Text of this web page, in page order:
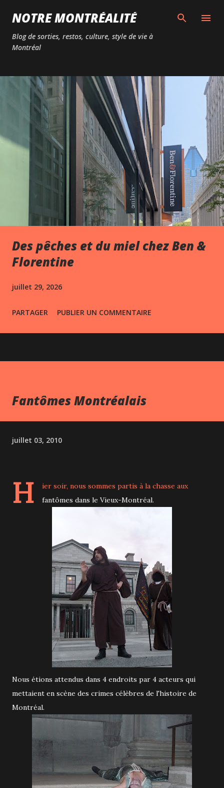
Passer au contenu principal
NOTRE MONTRÉALITÉ
Blog de sorties, restos, culture, style de vie à
Montréal
Des pêches et du miel chez Ben &
Florentine
juillet 29, 2026
PARTAGER PUBLIER UN COMMENTAIRE
Fantômes Montréalais
juillet 03, 2010
H
ier soir, nous sommes partis à la chasse aux
fantômes dans le Vieux-Montréal.
Nous étions attendus dans 4 endroits par 4 acteurs qui
mettaient en scène des crimes célèbres de l'histoire de
Montréal.